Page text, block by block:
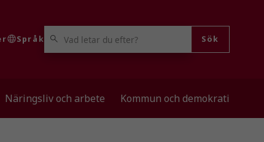
Språk
VAD LETAR DU EFTER?
Sök
Näringsliv och arbete Kommun och demokrati